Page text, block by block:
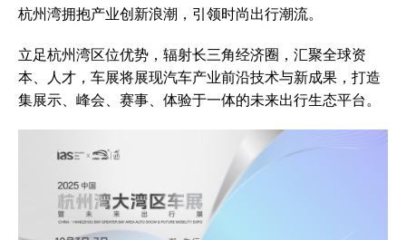
杭州湾拥抱产业创新浪潮，引领时尚出行潮流。
立足杭州湾区位优势，辐射长三角经济圈，汇聚全球资
本、人才，车展将展现汽车产业前沿技术与新成果，打造
集展示、峰会、赛事、体验于一体的未来出行生态平台。